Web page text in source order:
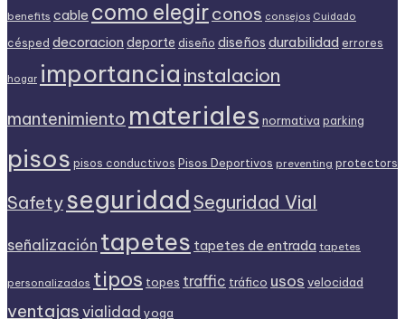
benefits cable como elegirconos consejos Cuidado
césped decoraciondeporte diseño diseños durabilidad errores
hogar importancia instalacion
mantenimiento materiales normativa parking
pisos pisos conductivos Pisos Deportivos preventing protectors
Safety seguridad Seguridad Vial
señalización tapetes tapetes de entrada tapetes
personalizados tipos topes traffic tráfico usos velocidad
ventajas vialidad yoga